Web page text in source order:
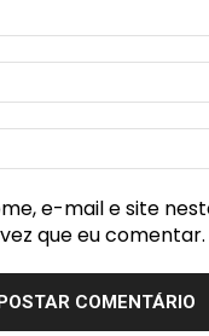
e-mail e site
que eu comentar.